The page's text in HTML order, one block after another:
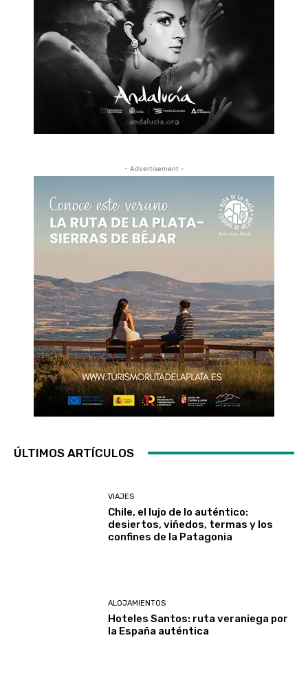
- Advertisement -
ÚLTIMOS ARTÍCULOS
VIAJES
Chile, el lujo de lo auténtico:
desiertos, viñedos, termas y los
confines de la Patagonia
ALOJAMIENTOS
Hoteles Santos: ruta veraniega por
la España auténtica